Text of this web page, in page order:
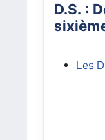
D.S. :
Les